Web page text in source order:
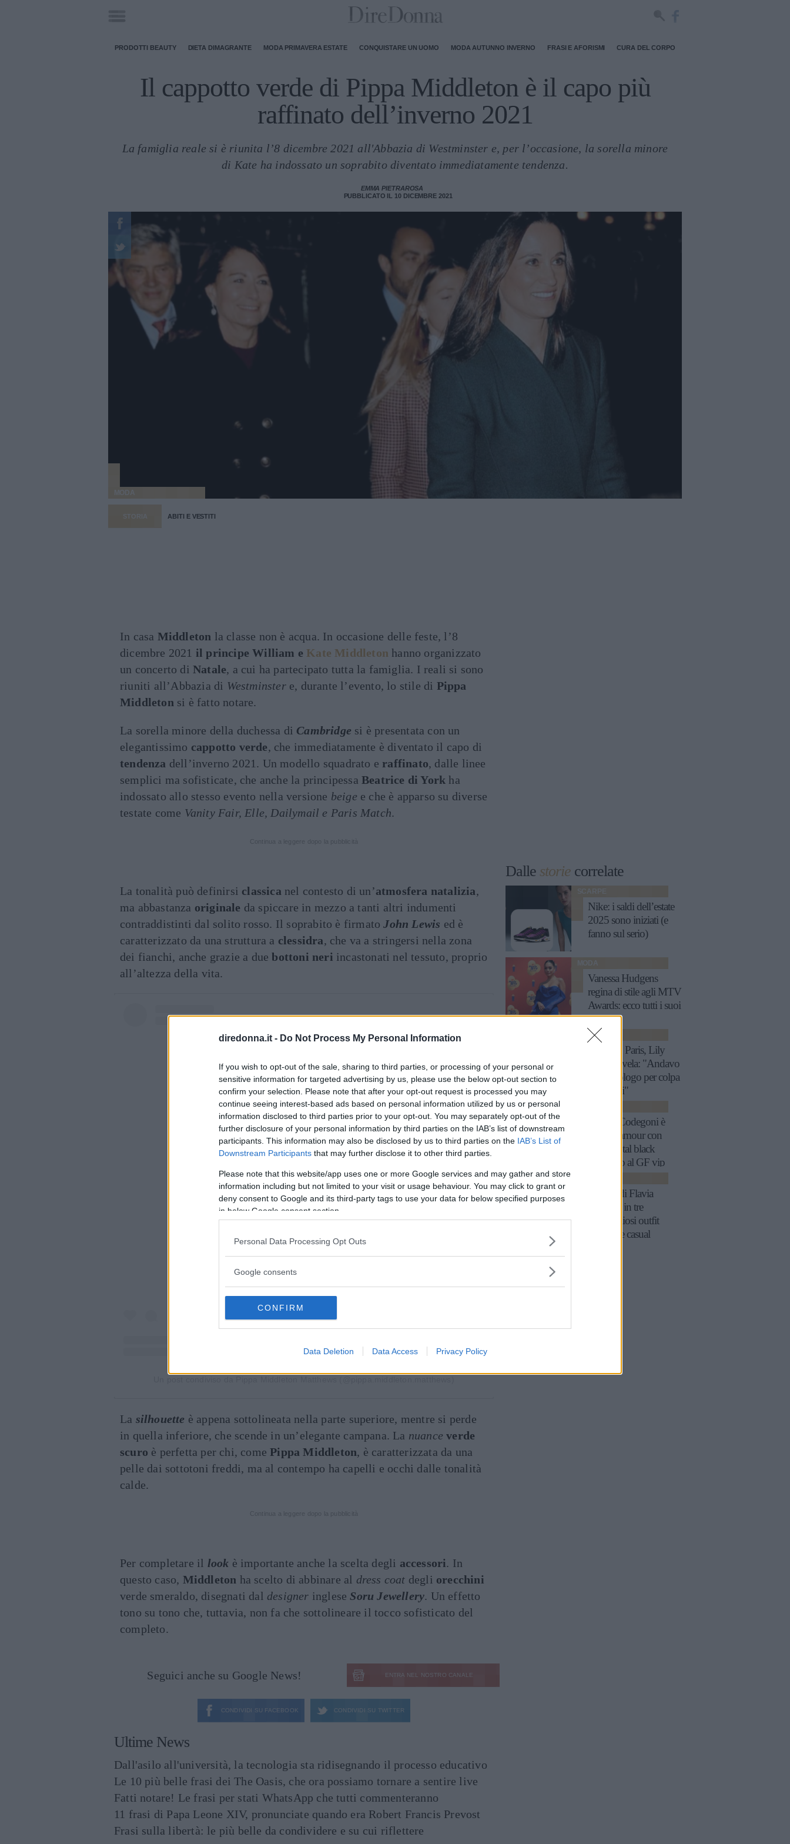
diredonna.it - Do Not Process My Personal Information
If you wish to opt-out of the sale, sharing to third parties, or processing of your personal or
sensitive information for targeted advertising by us, please use the below opt-out section to
confirm your selection. Please note that after your opt-out request is processed you may
continue seeing interest-based ads based on personal information utilized by us or personal
information disclosed to third parties prior to your opt-out. You may separately opt-out of the
further disclosure of your personal information by third parties on the IAB’s list of downstream
participants. This information may also be disclosed by us to third parties on the IAB’s List of
Downstream Participants that may further disclose it to other third parties.
Please note that this website/app uses one or more Google services and may gather and store
information including but not limited to your visit or usage behaviour. You may click to grant or
deny consent to Google and its third-party tags to use your data for below specified purposes
in below Google consent section.
Personal Data Processing Opt Outs
Google consents
CONFIRM
Data Deletion Data Access Privacy Policy
PRODOTTI BEAUTY DIETA DIMAGRANTE MODA PRIMAVERA ESTATE CONQUISTARE UN UOMO MODA AUTUNNO INVERNO FRASI E AFORISMI CURA DEL CORPO
Il cappotto verde di Pippa Middleton è il capo più
raffinato dell’inverno 2021
La famiglia reale si è riunita l’8 dicembre 2021 all'Abbazia di Westminster e, per l’occasione, la sorella minore
di Kate ha indossato un soprabito diventato immediatamente tendenza.
EMMA PIETRAROSA
PUBBLICATO IL 10 DICEMBRE 2021
MODA
STORIA ABITI E VESTITI
In casa Middleton la classe non è acqua. In occasione delle feste, l’8
dicembre 2021 il principe William e Kate Middleton hanno organizzato
un concerto di Natale, a cui ha partecipato tutta la famiglia. I reali si sono
riuniti all’Abbazia di Westminstere, durante l’evento, lo stile di Pippa
Middleton si è fatto notare.
La sorella minore della duchessa di Cambridge si è presentata con un
elegantissimo cappotto verde, che immediatamente è diventato il capo di
tendenza dell’inverno 2021. Un modello squadrato e raffinato, dalle linee
semplici ma sofisticate, che anche la principessaBeatrice di York ha
indossato allo stesso evento nella versione beige e che è apparso su diverse
testate come Vanity Fair, Elle, Dailymail e Paris Match.
La tonalità può definirsi classica nel contesto di un’atmosfera natalizia,
ma abbastanza originale da spiccare in mezzo a tanti altri indumenti
contraddistinti dal solito rosso. Il soprabito è firmatoJohn Lewis ed è
caratterizzato da una struttura a clessidra, che va a stringersi nella zona
dei fianchi, anche grazie a duebottoni neri incastonati nel tessuto, proprio
all’altezza della vita.
Visualizza questo post su Instagram
La silhouette è appena sottolineata nella parte superiore, mentre si perde
in quella inferiore, che scende in un’elegante campana. La nuance verde
scuro è perfetta per chi, comePippa Middleton, è caratterizzata da una
pelle dai sottotoni freddi, ma al contempo ha capelli e occhi dalle tonalità
calde.
Per completare il look è importante anche la scelta degli accessori. In
questo caso, Middleton ha scelto di abbinare al dress coat degli orecchini
verde smeraldo, disegnati dal designer ingleseSoru Jewellery. Un effetto
tono su tono che, tuttavia, non fa che sottolineare il tocco sofisticato del
completo.
Seguici anche su Google News! ENTRA NEL NOSTRO CANALE
CONDIVIDI SU FACEBOOK CONDIVIDI SU TWITTER
Ultime News
Dall'asilo all'università, la tecnologia sta ridisegnando il processo educativo
Le 10 più belle frasi dei The Oasis, che ora possiamo tornare a sentire live
Fatti notare! Le frasi per stati WhatsApp che tutti commenteranno
11 frasi di Papa Leone XIV, pronunciate quando era Robert Francis Prevost
Frasi sulla libertà: le più belle da condividere e su cui riflettere
Dalle storie correlate
SCARPE
Nike: i saldi dell’estate
2025 sono iniziati (e
fanno sul serio)
MODA
Vanessa Hudgens
regina di stile agli MTV
Awards: ecco tutti i suoi
look
MODA
Emily in Paris, Lily
Collins svela: "Andavo
dal podologo per colpa
dei tacchi"
Sophie Codegoni è
super glamour con
l’abito total black
indossato al GF vip
Lo stile di Flavia
Pennetta in tre
meravigliosi outfit
eleganti e casual